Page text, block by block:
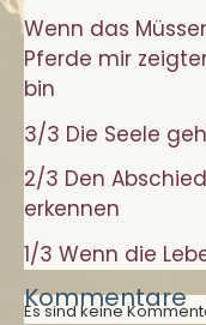
Wenn das
Pferde mir
bin
3/3 Die Seele
2/3 Den
erkennen
1/3 Wenn die
Kommentare
Es sind keine